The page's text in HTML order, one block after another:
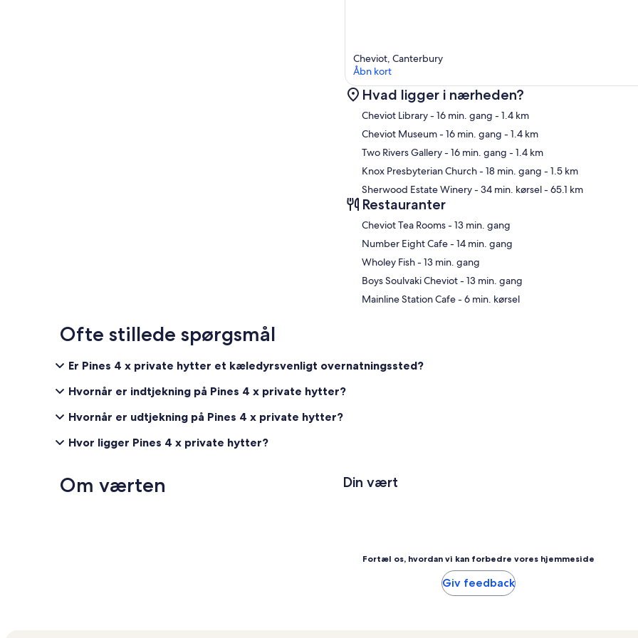
Cheviot, Canterbury
Åbn kort
Hvad ligger i nærheden?
Cheviot Library- 16 min. gang - 1.4 km
Cheviot Museum- 16 min. gang - 1.4 km
Two Rivers Gallery- 16 min. gang - 1.4 km
Knox Presbyterian Church- 18 min. gang - 1.5 km
Sherwood Estate Winery- 34 min. kørsel- 65.1 km
Restauranter
‪Cheviot Tea Rooms - ‬13 min. gang
‪Number Eight Cafe - ‬14 min. gang
‪Wholey Fish - ‬13 min. gang
‪Boys Soulvaki Cheviot - ‬13 min. gang
‪Mainline Station Cafe - ‬6 min. kørsel
Ofte stillede spørgsmål
Er Pines 4 x private hytter et kæledyrsvenligt overnatningssted?
Hvornår er indtjekning på Pines 4 x private hytter?
Hvornår er udtjekning på Pines 4 x private hytter?
Hvor ligger Pines 4 x private hytter?
Om værten Din vært
Fortæl os, hvordan vi kan forbedre vores hjemmeside
Giv feedback